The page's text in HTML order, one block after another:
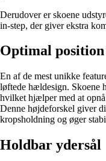
Derudover er skoene
in-step, der giver ekstra
Optimal
En af de mest unikke
løftede hældesign. Skoene
hvilket hjælper med at
Denne højdeforskel giver
kropsholdning og øger
Holdbar ydersål